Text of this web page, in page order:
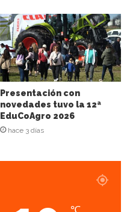
Presentación con
novedades tuvo la 12ª
EduCoAgro 2026
hace 3 días